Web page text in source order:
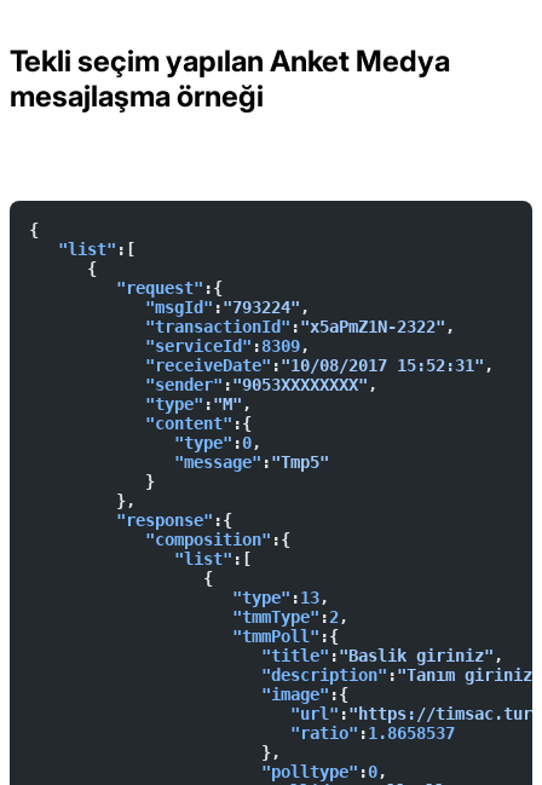
Tekli seçim yapılan Anket Medya
mesajlaşma örneği
{
   "list"
:[
      {
         "request"
:{
            "msgId"
:"793224" ,
            "transactionId"
:"x5aPmZ1N-2322" ,
            "serviceId"
:8309,
            "receiveDate"
:"10/08/2017 15:52:31" ,
            "sender"
:"9053XXXXXXXX" ,
            "type"
:"M" ,
            "content"
:{
               "type"
:0,
               "message"
:"Tmp5"
            }
         },
         "response"
:{
            "composition"
:{
               "list"
:[
                  {
                     "type"
:13,
                     "tmmType"
:2,
                     "tmmPoll"
:{
                        "title"
:"Baslik giriniz" ,
                        "description"
:"Tanım giriniz"
                        "image"
:{
                           "url"
:"https://
                           "ratio"
:1.8658537
                        },
                        "polltype"
:0,